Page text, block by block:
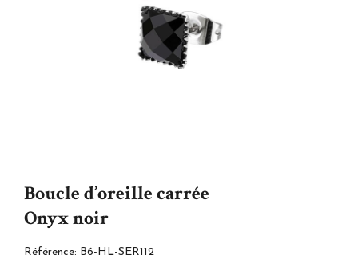
Boucle d’oreille carrée
Onyx noir
Référence: B6-HL-SER112